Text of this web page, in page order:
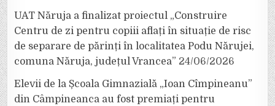
UAT Năruja a finalizat proiectul „Construire
Centru de zi pentru copiii aflați în situație de risc
de separare de părinți în localitatea Podu Nărujei,
comuna Năruja, județul Vrancea” 24/06/2026
Elevii de la Școala Gimnazială „Ioan Cîmpineanu”
din Câmpineanca au fost premiați pentru